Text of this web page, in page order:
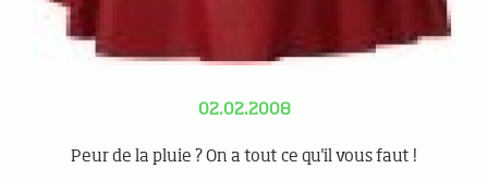
02.02.2008
Peur de la pluie ? On a tout ce qu'il vous faut !